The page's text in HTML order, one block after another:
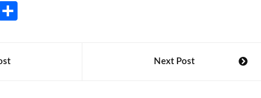
T
Next Post